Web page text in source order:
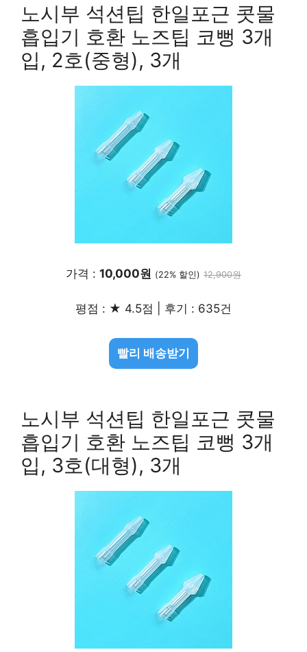
노시부 석션팁 한일포근 콧물
흡입기 호환 노즈팁 코뻥 3개
입, 2호(중형), 3개
가격 : 10,000원 (22% 할인) 12,900원
평점 : ★ 4.5점 | 후기 : 635건
빨리 배송받기
노시부 석션팁 한일포근 콧물
흡입기 호환 노즈팁 코뻥 3개
입, 3호(대형), 3개